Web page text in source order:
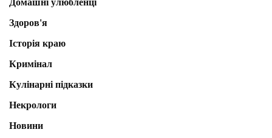
Здоров'я
Історія краю
Кримінал
Кулінарні підказки
Некрологи
Новини